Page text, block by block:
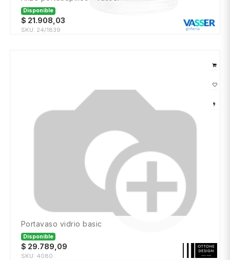
Disponible
$ 21.908,03
SKU: 24/1839
portavaso vidrio basic
Disponible
$ 29.789,09
SKU: 4080